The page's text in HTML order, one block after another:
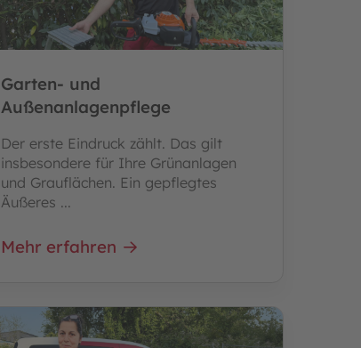
Garten- und
Außenanlagenpflege
Der erste Eindruck zählt. Das gilt
insbesondere für Ihre Grünanlagen
und Grauflächen. Ein gepflegtes
Äußeres ...
Mehr erfahren